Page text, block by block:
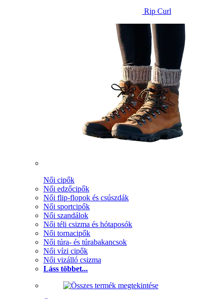
Rip Curl
Női cipők
Női edzőcipők
Női flip-flopok és csúszdák
Női sportcipők
Női szandálok
Női téli csizma és hótaposók
Női tornacipők
Női túra- és túrabakancsok
Női vízi cipők
Női vizálló csizma
Láss többet...